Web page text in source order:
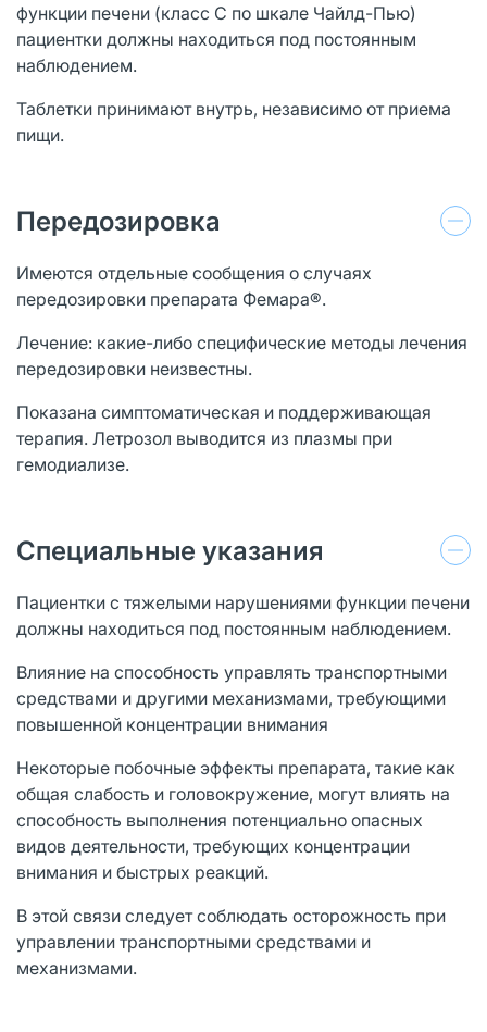
функции печени (класс С по шкале Чайлд-Пью)
пациентки должны находиться под постоянным
наблюдением.
Таблетки принимают внутрь, независимо от приема
пищи.
Передозировка
Имеются отдельные сообщения о случаях
передозировки препарата Фемара®.
Лечение: какие-либо специфические методы лечения
передозировки неизвестны.
Показана симптоматическая и поддерживающая
терапия. Летрозол выводится из плазмы при
гемодиализе.
Специальные указания
Пациентки с тяжелыми нарушениями функции печени
должны находиться под постоянным наблюдением.
Влияние на способность управлять транспортными
средствами и другими механизмами, требующими
повышенной концентрации внимания
Некоторые побочные эффекты препарата, такие как
общая слабость и головокружение, могут влиять на
способность выполнения потенциально опасных
видов деятельности, требующих концентрации
внимания и быстрых реакций.
В этой связи следует соблюдать осторожность при
управлении транспортными средствами и
механизмами.